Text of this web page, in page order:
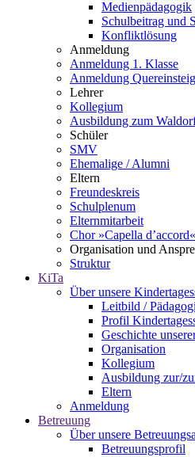
Medienpädagogik
Schulbeitrag und
Konfliktlösung
Anmeldung
Anmeldung 1. Klasse
Anmeldung
Lehrer
Kollegium
Ausbildung zum
Schüler
SMV
Ehemalige / Alumni
Eltern
Freundeskreis
Schulplenum
Elternmitarbeit
Chor »Capella d’accord«
Organisation und
Struktur
KiTa
Über unsere
Leitbild /
Profil
Geschichte
Organisation
Kollegium
Ausbildung zur/
Eltern
Anmeldung
Betreuung
Über unsere
Betreuungsprofil